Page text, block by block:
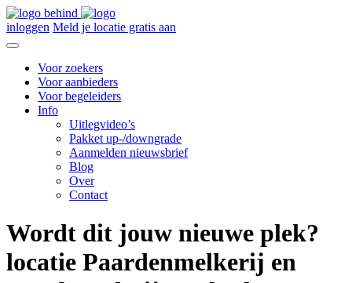
inloggen Meld je locatie gratis aan
Voor zoekers
Voor aanbieders
Voor begeleiders
Info
Uitlegvideo’s
Pakket up-/downgrade
Aanmelden nieuwsbrief
Blog
Over
Contact
Wordt dit jouw nieuwe plek?
locatie Paardenmelkerij en